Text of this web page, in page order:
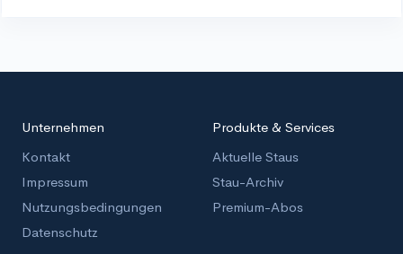
Unternehmen
Kontakt
Impressum
Nutzungsbedingungen
Datenschutz
Produkte & Services
Aktuelle Staus
Stau-Archiv
Premium-Abos